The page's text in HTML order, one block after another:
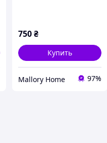
750 ₴
Купить
Mallory Home 97%